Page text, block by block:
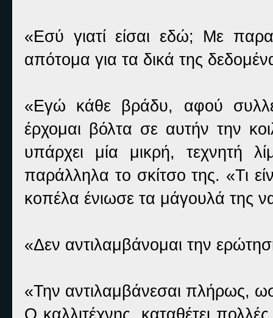
«Εσύ γιατί είσαι εδώ; Με
απότομα για τα δικά της
«Εγώ κάθε βράδυ, αφού
έρχομαι βόλτα σε αυτήν την
υπάρχει μία μικρή, τεχνητή
παράλληλα το σκίτσο της. «Τι
κοπέλα ένιωσε τα μάγουλά της
«Δεν αντιλαμβάνομαι την
«Την αντιλαμβάνεσαι πλήρως,
Ο καλλιτέχνης, καταθέτει